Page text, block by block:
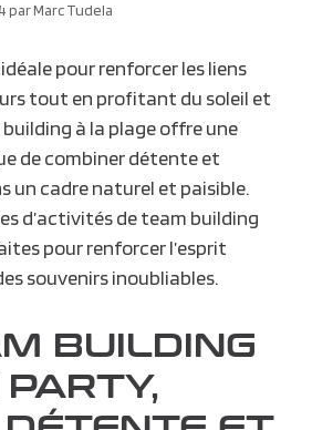
par Marc Tudela
pour renforcer les liens
tout en profitant du soleil et
building à la plage offre une
de combiner détente et
un cadre naturel et paisible.
d’activités de team building
pour renforcer l’esprit
souvenirs inoubliables.
BUILDING